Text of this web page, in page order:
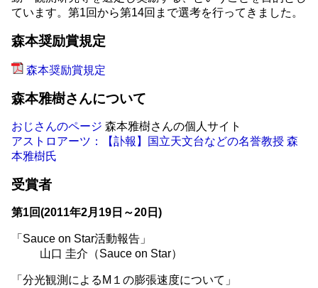
ています。第1回から第14回まで選考を行ってきました。
森本奨励賞規定
森本奨励賞規定
森本雅樹さんについて
おじさんのページ 森本雅樹さんの個人サイト
アストロアーツ：【訃報】国立天文台などの名誉教授 森
本雅樹氏
受賞者
第1回(2011年2月19日～20日)
「Sauce on Star活動報告」
山口 圭介（Sauce on Star）
「分光観測によるM１の膨張速度について」